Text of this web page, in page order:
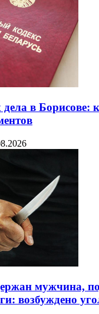
в Борисове:
мужчина,
возбуждено